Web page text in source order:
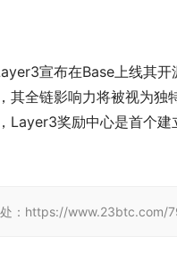
宣布在Base上线其开
其全链影响力将被视为
Layer3奖励中心是首个
处：https://www.23btc.com/